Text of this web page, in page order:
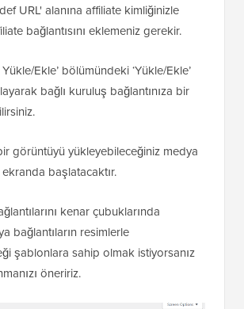
URL' alanına affiliate kimliğinizle
bağlantısını eklemeniz gerekir.
Yükle/Ekle’ bölümündeki ‘Yükle/Ekle’
bağlı kuruluş bağlantınıza bir
görüntüyü yükleyebileceğiniz medya
başlatacaktır.
kenar çubuklarında
bağlantıların resimlerle
şablonlara sahip olmak istiyorsanız
öneririz.